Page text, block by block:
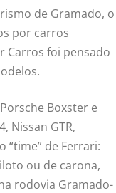
de Gramado, o
por carros
Carros foi pensado
Boxster e
Nissan GTR,
“time” de Ferrari:
ou de carona,
rodovia Gramado-